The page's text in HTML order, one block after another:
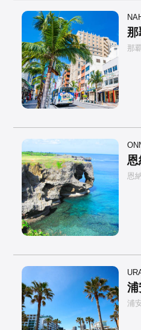
那
那
恩
浦
浦